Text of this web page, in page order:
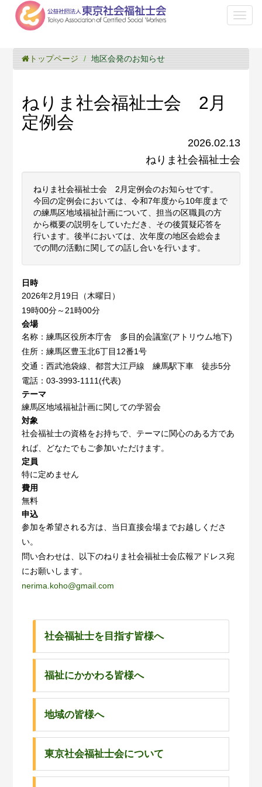
トップページ 地区会発のお知らせ
ねりま社会福祉士会 2月
定例会
2026.02.13
ねりま社会福祉士会
ねりま社会福祉士会 2月定例会のお知らせです。
今回の定例会においては、令和7年度から10年度まで
の練馬区地域福祉計画について、担当の区職員の方
から概要の説明をしていただき、その後質疑応答を
行います。後半においては、次年度の地区会総会ま
での間の活動に関しての話し合いを行います。
日時
2026年2月19日（木曜日）
19時00分～21時00分
会場
名称：練馬区役所本庁舎 多目的会議室(アトリウム地下)
住所：練馬区豊玉北6丁目12番1号
交通：西武池袋線、都営大江戸線 練馬駅下車 徒歩5分
電話：03-3993-1111(代表)
テーマ
練馬区地域福祉計画に関しての学習会
対象
社会福祉士の資格をお持ちで、テーマに関心のある方であ
れば、どなたでもご参加いただけます。
定員
特に定めません
費用
無料
申込
参加を希望される方は、当日直接会場までお越しくださ
い。
問い合わせは、以下のねりま社会福祉士会広報アドレス宛
にお願いします。
nerima.koho@gmail.com
社会福祉士を目指す皆様へ
福祉にかかわる皆様へ
地域の皆様へ
東京社会福祉士会について